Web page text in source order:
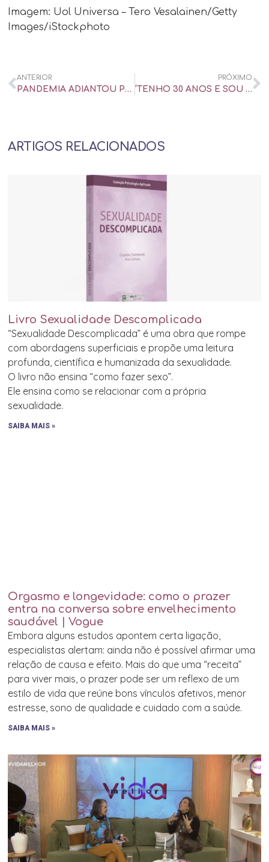
Imagem: Uol Universa – Tero Vesalainen/Getty
Images/iStockphoto
ANTERIOR
PANDEMIA ADIANTOU PUBERDADE DAS MENINAS – E COMO DEVEMOS LIDAR COM ISSO? – UOL UNIVERSA
PRÓXIMO
‘TENHO 30 ANOS E SOU VIRGEM. SERÁ QUE SOU ASSEXUAL?’ – UOL UNIVERSA
ARTIGOS RELACIONADOS
Livro Sexualidade Descomplicada
“Sexualidade Descomplicada” é uma obra que rompe
com abordagens superficiais e propõe uma leitura
profunda, científica e humanizada da sexualidade.
O livro não ensina “como fazer sexo”.
Ele ensina como se relacionar com a própria
sexualidade.
SAIBA MAIS »
Orgasmo e longevidade: como o prazer
entra na conversa sobre envelhecimento
saudável | Vogue
Embora alguns estudos apontem certa ligação,
especialistas alertam: ainda não é possível afirmar uma
relação de causa e efeito. Mais do que uma “receita”
para viver mais, o prazer pode ser um reflexo de um
estilo de vida que reúne bons vínculos afetivos, menor
estresse, sono de qualidade e cuidado com a saúde.
SAIBA MAIS »